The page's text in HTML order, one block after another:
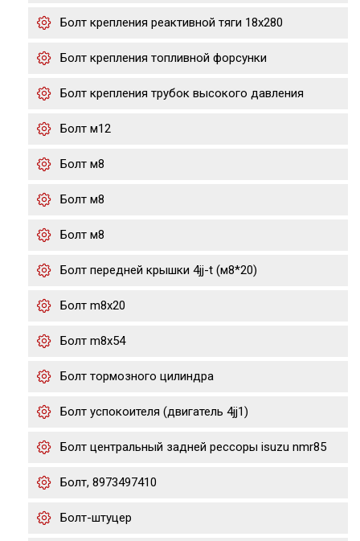
Болт крепления реактивной тяги 18x280
Болт крепления топливной форсунки
Болт крепления трубок высокого давления
Болт м12
Болт м8
Болт м8
Болт м8
Болт передней крышки 4jj-t (м8*20)
Болт m8x20
Болт m8x54
Болт тормозного цилиндра
Болт успокоителя (двигатель 4jj1)
Болт центральный задней рессоры isuzu nmr85
Болт, 8973497410
Болт-штуцер